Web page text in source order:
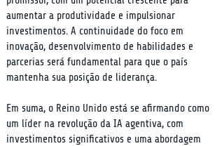
aumentar a produtividade e impulsionar
investimentos. A continuidade do foco em
inovação, desenvolvimento de habilidades e
parcerias será fundamental para que o país
mantenha sua posição de liderança.
Em suma, o Reino Unido está se afirmando como
um líder na revolução da IA agentiva, com
investimentos significativos e uma abordagem